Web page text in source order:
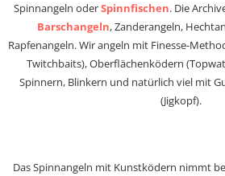
Spinnangeln oderSpinnfischen. Die
Barschangeln, Zanderangeln,
Rapfenangeln. Wir angeln mit Finesse-
Twitchbaits), Oberflächenködern
Spinnern, Blinkern und natürlich viel mit
(Jigkopf).
Das Spinnangeln mit Kunstködern nimmt